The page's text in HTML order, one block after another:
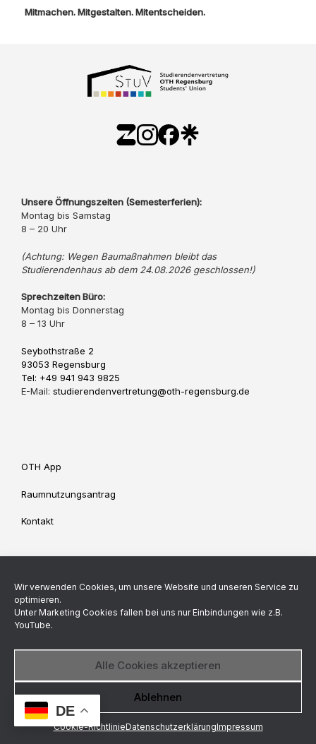
Wir verwenden Cookies, um unsere Website und unseren Service zu
optimieren.
Unter Marketing Cookies fallen bei uns nur Einbindungen wie z.B.
YouTube.
Alle Cookies akzeptieren
Ablehnen
Cookie-RichtlinieDatenschutzerklärungImpressum
Mitmachen. Mitgestalten. Mitentscheiden.
Unsere Öffnungszeiten (Semesterferien):
Montag bis Samstag
8 – 20 Uhr
(Achtung: Wegen Baumaßnahmen bleibt das
Studierendenhaus ab dem 24.08.2026 geschlossen!)
Sprechzeiten Büro:
Montag bis Donnerstag
8 – 13 Uhr
Seybothstraße 2
93053 Regensburg
Tel: +49 941 943 9825
E-Mail: studierendenvertretung@oth-regensburg.de
OTH App
Raumnutzungsantrag
Kontakt
Datenschutz
Cookie-Richtlinie (EU)
Backend made by
DE